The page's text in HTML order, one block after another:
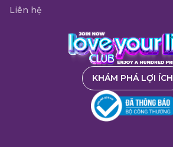
Liên hệ
KHÁM PHÁ LỢI ÍCH